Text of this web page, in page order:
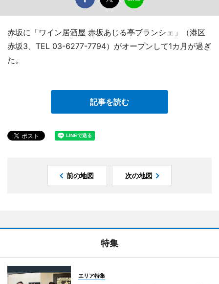
赤坂に「ワイン居酒屋 赤坂あじる亭ブランシェ」（港区
赤坂3、TEL 03-6277-7794）がオープンして1カ月が過ぎ
た。
記事を読む
前の地図 次の地図
特集
エリア特集